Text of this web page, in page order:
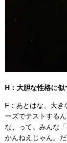
H：大胆な性格に
F：あとはな、大き
ーズでテストする
な、って。みんな
かんねえじゃん。